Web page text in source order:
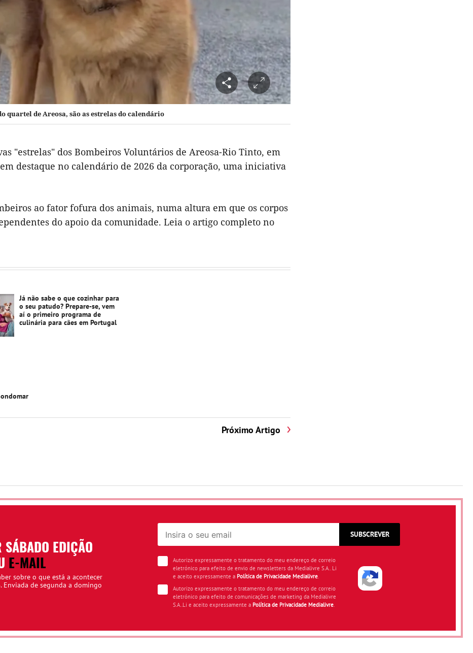
quartel de Areosa, são as estrelas do calendário
"estrelas" dos Bombeiros Voluntários de Areosa-Rio Tinto, em
destaque no calendário de 2026 da corporação, uma iniciativa
ao fator fofura dos animais, numa altura em que os corpos
do apoio da comunidade. Leia o artigo completo no
Já não sabe o que cozinhar para
o seu patudo? Prepare-se, vem
aí o primeiro programa de
culinária para cães em Portugal
Próximo Artigo
SÁBADO EDIÇÃO
E-MAIL
sobre o que está a acontecer
Enviada de segunda a domingo
SUBSCREVER
Autorizo expressamente o tratamento do meu endereço de correio
eletrónico para efeito de envio de newsletters da Medialivre S.A.. Li
e aceito expressamente a Política de Privacidade Medialivre.
Autorizo expressamente o tratamento do meu endereço de correio
eletrónico para efeito de comunicações de marketing da Medialivre
S.A..Li e aceito expressamente a Política de Privacidade Medialivre.